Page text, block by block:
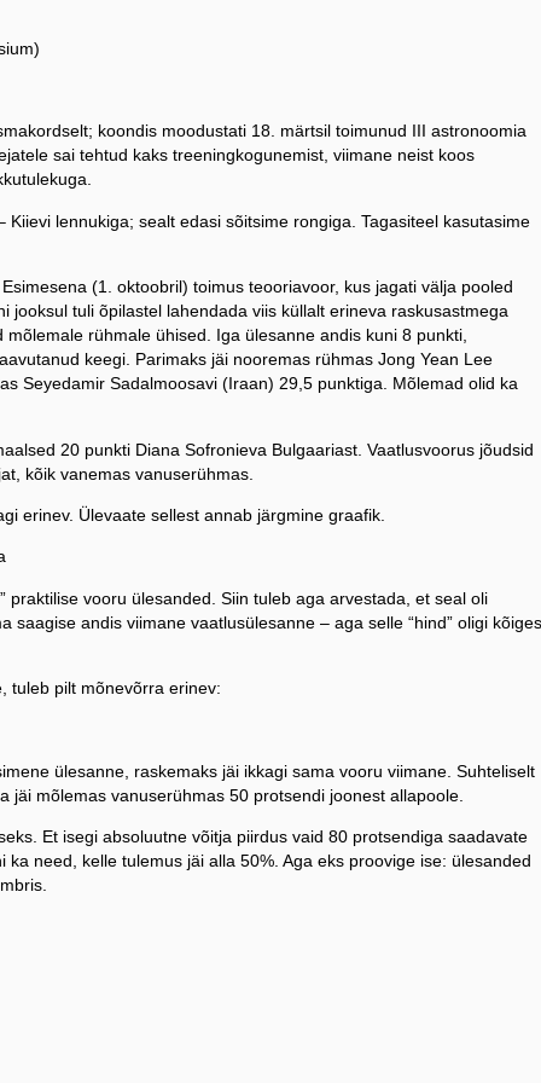
koondis moodustati 18. märtsil toimunud III astronoomia
sai tehtud kaks treeningkogunemist, viimane neist koos
Kiievi lennukiga; sealt edasi sõitsime rongiga. Tagasiteel kasutasime
(1. oktoobril) toimus teooriavoor, kus jagati välja pooled
jooksul tuli õpilastel lahendada viis küllalt erineva raskusastmega
rühmale ühised. Iga ülesanne andis kuni 8 punkti,
keegi. Parimaks jäi nooremas rühmas Jong Yean Lee
Seyedamir Sadalmoosavi (Iraan) 29,5 punktiga. Mõlemad olid ka
20 punkti Diana Sofronieva Bulgaariast. Vaatlusvoorus jõudsid
kõik vanemas vanuserühmas.
erinev. Ülevaate sellest annab järgmine graafik.
praktilise vooru ülesanded. Siin tuleb aga arvestada, et seal oli
saagise andis viimane vaatlusülesanne – aga selle “hind” oligi
tuleb pilt mõnevõrra erinev:
ülesanne, raskemaks jäi ikkagi sama vooru viimane. Suhteliselt
jäi mõlemas vanuserühmas 50 protsendi joonest allapoole.
Et isegi absoluutne võitja piirdus vaid 80 protsendiga saadavate
need, kelle tulemus jäi alla 50%. Aga eks proovige ise: ülesanded